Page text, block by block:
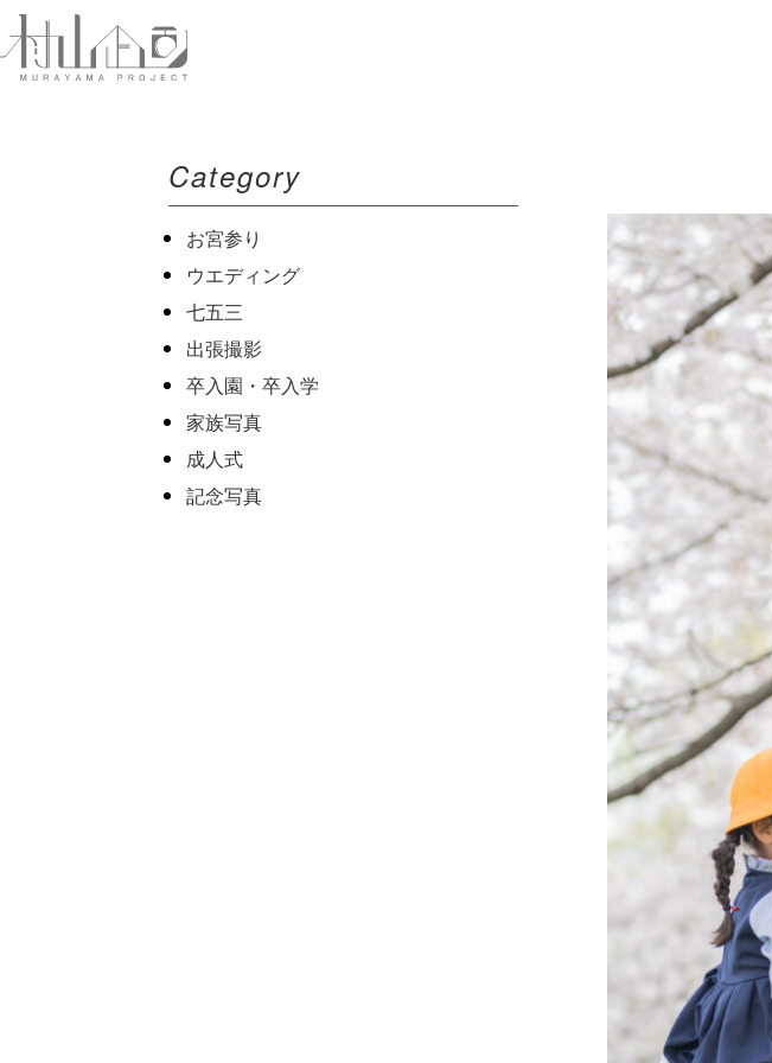
Category
お宮参り
ウエディング
七五三
出張撮影
卒入園・卒入学
家族写真
成人式
記念写真